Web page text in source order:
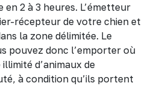
2 à 3 heures. L’émetteur
récepteur de votre chien et
la zone délimitée. Le
pouvez donc l’emporter où
d’animaux de
à condition qu’ils portent